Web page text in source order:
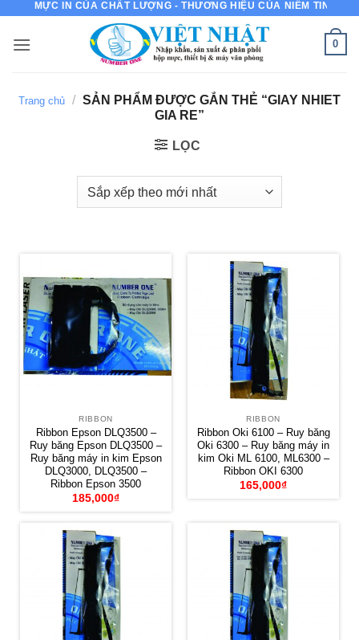
nội
MỰC IN CỦA CHẤT LƯỢNG - THƯƠNG HIỆU CỦA NIỀM TIN
0
Trang chủ / SẢN PHẨM ĐƯỢC GẮN THẺ “GIAY NHIET
GIA RE”
LỌC
RIBBON
Ribbon Epson DLQ3500 –
Ruy băng Epson DLQ3500 –
Ruy băng máy in kim Epson
DLQ3000, DLQ3500 –
Ribbon Epson 3500
185,000₫
RIBBON
Ribbon Oki 6100 – Ruy băng
Oki 6300 – Ruy băng máy in
kim Oki ML 6100, ML6300 –
Ribbon OKI 6300
165,000₫